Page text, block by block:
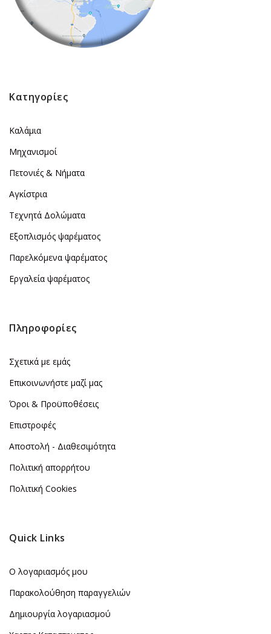
Κατηγορίες
Καλάμια
Μηχανισμοί
Πετονιές & Νήματα
Αγκίστρια
Τεχνητά Δολώματα
Εξοπλισμός ψαρέματος
Παρελκόμενα ψαρέματος
Εργαλεία ψαρέματος
Πληροφορίες
Σχετικά με εμάς
Επικοινωνήστε μαζί μας
Όροι & Προϋποθέσεις
Επιστροφές
Αποστολή - Διαθεσιμότητα
Πολιτική απορρήτου
Πολιτική Cookies
Quick Links
Ο λογαριασμός μου
Παρακολούθηση παραγγελιών
Δημιουργία λογαριασμού